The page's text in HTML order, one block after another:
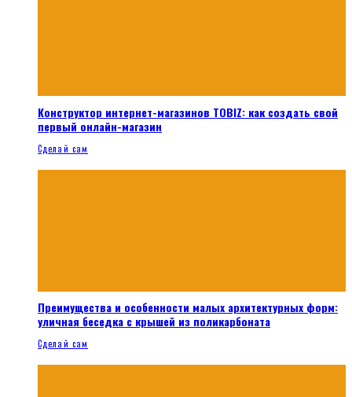
Конструктор интернет-магазинов TOBIZ: как создать свой
первый онлайн-магазин
Сделай сам
Преимущества и особенности малых архитектурных форм:
уличная беседка с крышей из поликарбоната
Сделай сам